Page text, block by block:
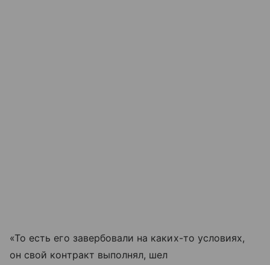
«То есть его завербовали на каких-то условиях,
он свой контракт выполнял, шел